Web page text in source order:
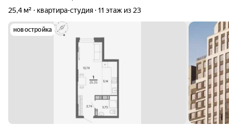
25,4 м²
квартира-студия 11 этаж из 23
новостройка